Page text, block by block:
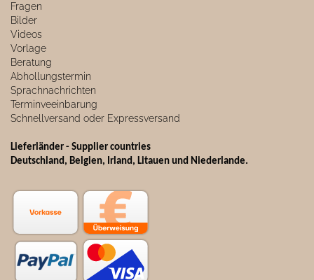
Fragen
Bilder
Videos
Vorlage
Beratung
Abhollungstermin
Sprachnachrichten
Terminveeinbarung
Schnellversand oder Expressversand
Lieferländer - Supplier countries
Deutschland, Belgien, Irland, Litauen und Niederlande.